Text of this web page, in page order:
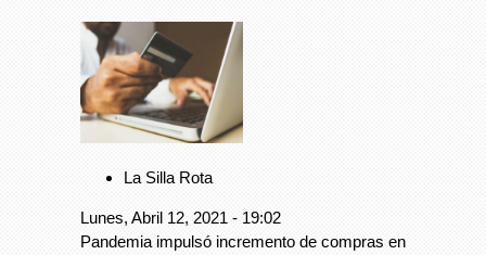
La Silla Rota
Lunes, Abril 12, 2021 - 19:02
Pandemia impulsó incremento de compras en